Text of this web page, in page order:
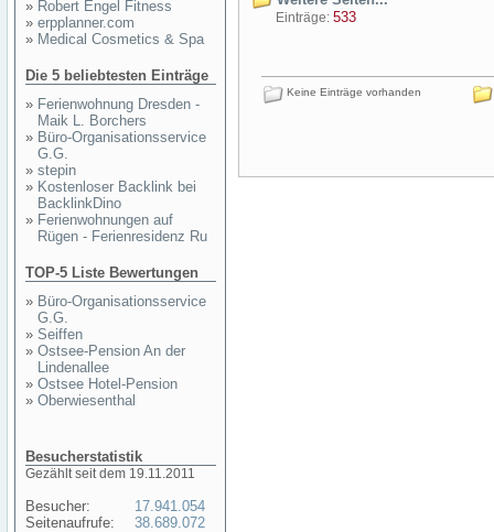
» Robert Engel Fitness
» erpplanner.com
» Medical Cosmetics & Spa
Die 5 beliebtesten Einträge
» Ferienwohnung Dresden -
Maik L. Borchers
» Büro-Organisationsservice
G.G.
» stepin
» Kostenloser Backlink bei
BacklinkDino
» Ferienwohnungen auf
Rügen - Ferienresidenz Ru
TOP-5 Liste Bewertungen
» Büro-Organisationsservice
G.G.
» Seiffen
» Ostsee-Pension An der
Lindenallee
» Ostsee Hotel-Pension
» Oberwiesenthal
Besucherstatistik
Gezählt seit dem 19.11.2011
Besucher:
Seitenaufrufe:
17.941.054
38.689.072
Einträge: 533
Keine Einträge vorhanden